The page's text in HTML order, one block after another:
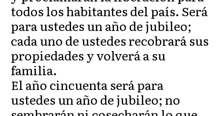
todos los habitantes del país. Será
para ustedes un año de jubileo;
cada uno de ustedes recobrará sus
propiedades y volverá a su
familia.
El año cincuenta será para
ustedes un año de jubileo; no